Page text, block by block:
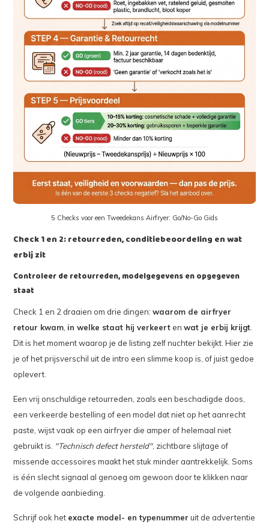
5 Checks voor een Tweedekans Airfryer: Go/No-Go Gids
Check 1 en 2: retourreden, conditiebeoordeling en wat
erbij zit
Controleer de retourreden, modelgegevens en opgegeven
staat
Check 1 en 2 draaien om drie dingen:waarom de airfryer
retour kwam, in welke staat hij verkeert enwat je erbij krijgt.
Dit is het moment waarop je de listing zelf nuchter bekijkt. Hier zie
je of het prijsverschil uit de intro een slimme koop is, of juist gedoe
oplevert.
Een vrij onschuldige retourreden, zoals een beschadigde doos,
een verkeerde bestelling of een model dat niet op het aanrecht
paste, wijst vaak op een airfryer die amper of helemaal niet
gebruikt is. "Technisch defect hersteld", zichtbare slijtage of
missende accessoires maakt het stuk minder aantrekkelijk. Soms
is één slecht signaal al genoeg om gewoon door te klikken naar
de volgende aanbieding.
Schrijf ook het exacte model- en typenummer uit de advertentie